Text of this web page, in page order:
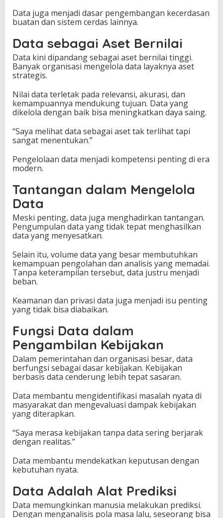
Data juga menjadi dasar pengembangan kecerdasan
buatan dan sistem cerdas lainnya.
Data sebagai Aset Bernilai
Data kini dipandang sebagai aset bernilai tinggi.
Banyak organisasi mengelola data layaknya aset
strategis.
Nilai data terletak pada relevansi, akurasi, dan
kemampuannya mendukung tujuan. Data yang
dikelola dengan baik bisa meningkatkan daya saing.
“Saya melihat data sebagai aset tak terlihat tapi
sangat menentukan.”
Pengelolaan data menjadi kompetensi penting di era
modern.
Tantangan dalam Mengelola
Data
Meski penting, data juga menghadirkan tantangan.
Pengumpulan data yang tidak tepat menghasilkan
data yang menyesatkan.
Selain itu, volume data yang besar membutuhkan
kemampuan pengolahan dan analisis yang memadai.
Tanpa keterampilan tersebut, data justru menjadi
beban.
Keamanan dan privasi data juga menjadi isu penting
yang tidak bisa diabaikan.
Fungsi Data dalam
Pengambilan Kebijakan
Dalam pemerintahan dan organisasi besar, data
berfungsi sebagai dasar kebijakan. Kebijakan
berbasis data cenderung lebih tepat sasaran.
Data membantu mengidentifikasi masalah nyata di
masyarakat dan mengevaluasi dampak kebijakan
yang diterapkan.
“Saya merasa kebijakan tanpa data sering berjarak
dengan realitas.”
Data membantu mendekatkan keputusan dengan
kebutuhan nyata.
Data Adalah Alat Prediksi
Data memungkinkan manusia melakukan prediksi.
Dengan menganalisis pola masa lalu, seseorang bisa